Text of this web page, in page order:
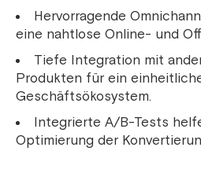
Hervorragende
eine nahtlose Online- und
Tiefe Integration mit
Produkten für ein
Geschäftsökosystem.
Integrierte A/B-Tests
Optimierung der